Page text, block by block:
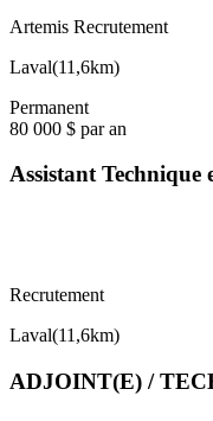
Artemis Recrutement
Laval(11,6km)
Permanent
80 000 $ par an
Assistant Technique
Recrutement
Laval(11,6km)
ADJOINT(E) /